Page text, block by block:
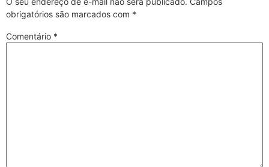
obrigatórios são marcados com *
Comentário *